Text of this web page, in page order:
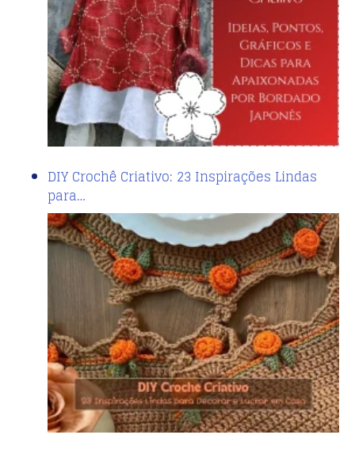
DIY Crochê Criativo: 23 Inspirações Lindas
para…